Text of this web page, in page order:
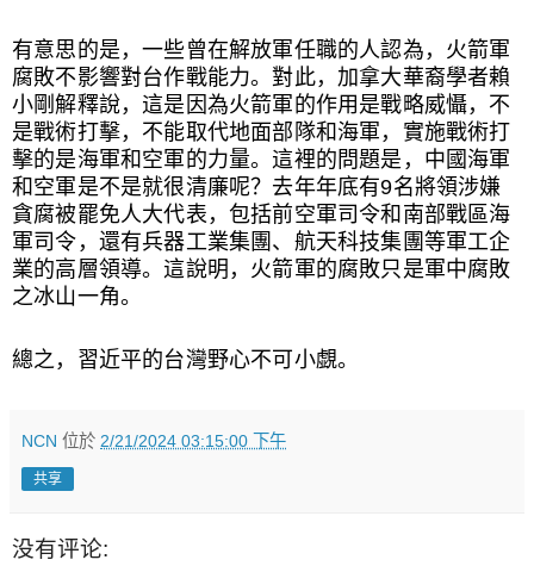
有意思的是，一些曾在解放軍任職的人認為，火箭軍
腐敗不影響對台作戰能力。對此，加拿大華裔學者賴
小剛解釋說，這是因為火箭軍的作用是戰略威懾，不
是戰術打擊，不能取代地面部隊和海軍，實施戰術打
擊的是海軍和空軍的力量。這裡的問題是，中國海軍
和空軍是不是就很清廉呢？去年年底有9名將領涉嫌
貪腐被罷免人大代表，包括前空軍司令和南部戰區海
軍司令，還有兵器工業集團、航天科技集團等軍工企
業的高層領導。這說明，火箭軍的腐敗只是軍中腐敗
之冰山一角。
總之，習近平的台灣野心不可小覷。
NCN 位於 2/21/2024 03:15:00 下午
共享
没有评论: